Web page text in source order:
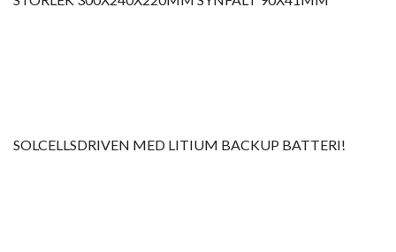
SOLCELLSDRIVEN MED LITIUM BACKUP BATTERI!